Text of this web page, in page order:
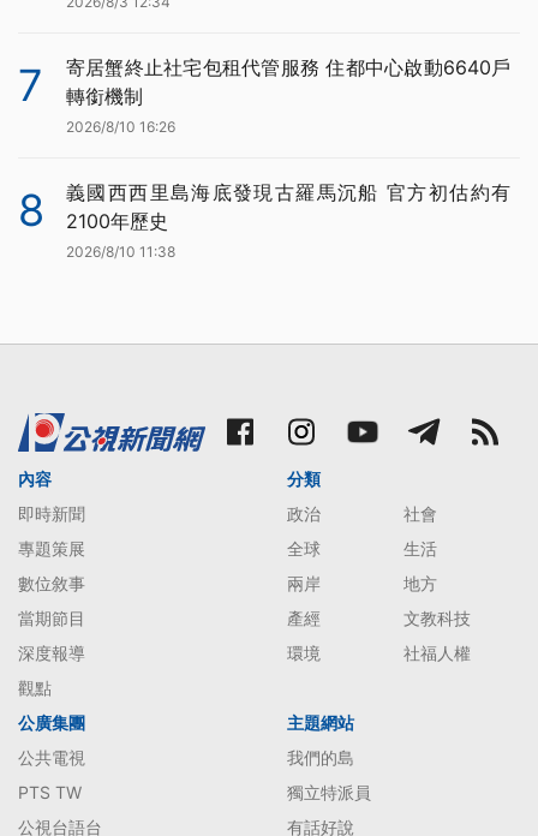
7
寄居蟹終止社宅包租代管服務 住都中心啟動6640戶
轉銜機制
2026/8/10 16:26
8
義國西西里島海底發現古羅馬沉船 官方初估約有
2100年歷史
2026/8/10 11:38
內容
即時新聞
專題策展
數位敘事
當期節目
深度報導
觀點
分類
政治
社會
全球
生活
兩岸
地方
產經
文教科技
環境
社福人權
公廣集團
公共電視
PTS TW
公視台語台
主題網站
我們的島
獨立特派員
有話好說